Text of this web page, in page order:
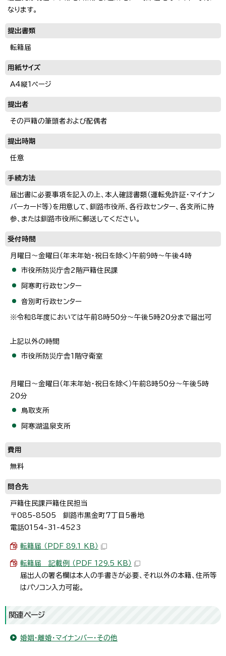
なります。
提出書類
転籍届
用紙サイズ
A4縦1ページ
提出者
その戸籍の筆頭者および配偶者
提出時期
任意
手続方法
届出書に必要事項を記入の上、本人確認書類（運転免許証・マイナン
バーカード等）を用意して、釧路市役所、各行政センター、各支所に持
参、または釧路市役所に郵送してください。
受付時間
月曜日～金曜日（年末年始・祝日を除く）午前9時～午後4時
市役所防災庁舎2階戸籍住民課
阿寒町行政センター
音別町行政センター
※令和8年度においては午前8時50分～午後5時20分まで届出可
上記以外の時間
市役所防災庁舎1階守衛室
月曜日～金曜日（年末年始・祝日を除く）午前8時50分～午後5時
20分
鳥取支所
阿寒湖温泉支所
費用
無料
問合先
戸籍住民課戸籍住民担当
〒085-8505 釧路市黒金町7丁目5番地
電話0154-31-4523
転籍届 （PDF 89.1 KB）
転籍届 記載例 （PDF 129.5 KB）
届出人の署名欄は本人の手書きが必要、それ以外の本籍、住所等
はパソコン入力可能。
関連ページ
婚姻・離婚・マイナンバー・その他